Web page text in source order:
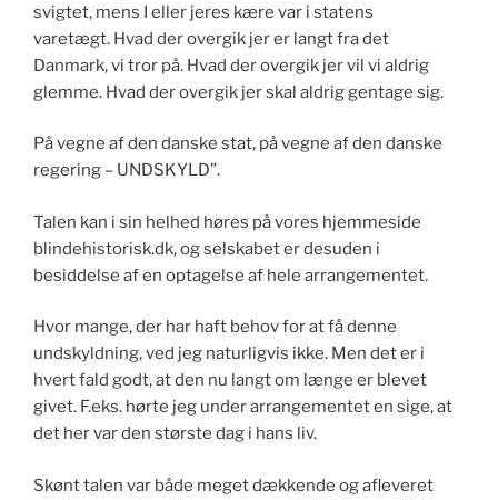
svigtet, mens I eller jeres kære var i statens
varetægt. Hvad der overgik jer er langt fra det
Danmark, vi tror på. Hvad der overgik jer vil vi aldrig
glemme. Hvad der overgik jer skal aldrig gentage sig.
På vegne af den danske stat, på vegne af den danske
regering – UNDSKYLD”.
Talen kan i sin helhed høres på vores hjemmeside
blindehistorisk.dk, og selskabet er desuden i
besiddelse af en optagelse af hele arrangementet.
Hvor mange, der har haft behov for at få denne
undskyldning, ved jeg naturligvis ikke. Men det er i
hvert fald godt, at den nu langt om længe er blevet
givet. F.eks. hørte jeg under arrangementet en sige, at
det her var den største dag i hans liv.
Skønt talen var både meget dækkende og afleveret